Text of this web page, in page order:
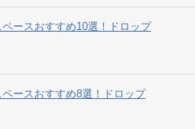
ースおすすめ10選！ドロップ
ースおすすめ8選！ドロップ